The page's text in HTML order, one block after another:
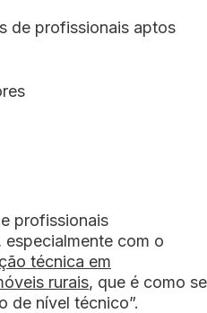
de profissionais aptos
profissionais
especialmente com o
técnica em
rurais, que é como se
de nível técnico”.